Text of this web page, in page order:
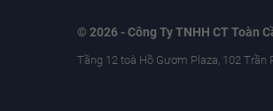
© 2026 - Công Ty TNHH CT Toàn
Tầng 12 toà Hồ Gươm Plaza, 102 Trần